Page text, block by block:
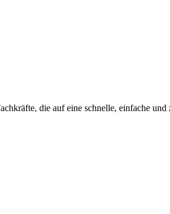
die auf eine schnelle, einfache und